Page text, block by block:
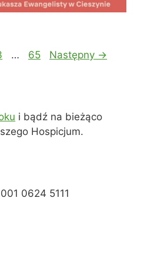
… Page
65 Następny →
i bądź na bieżąco
Hospicjum.
0624 5111